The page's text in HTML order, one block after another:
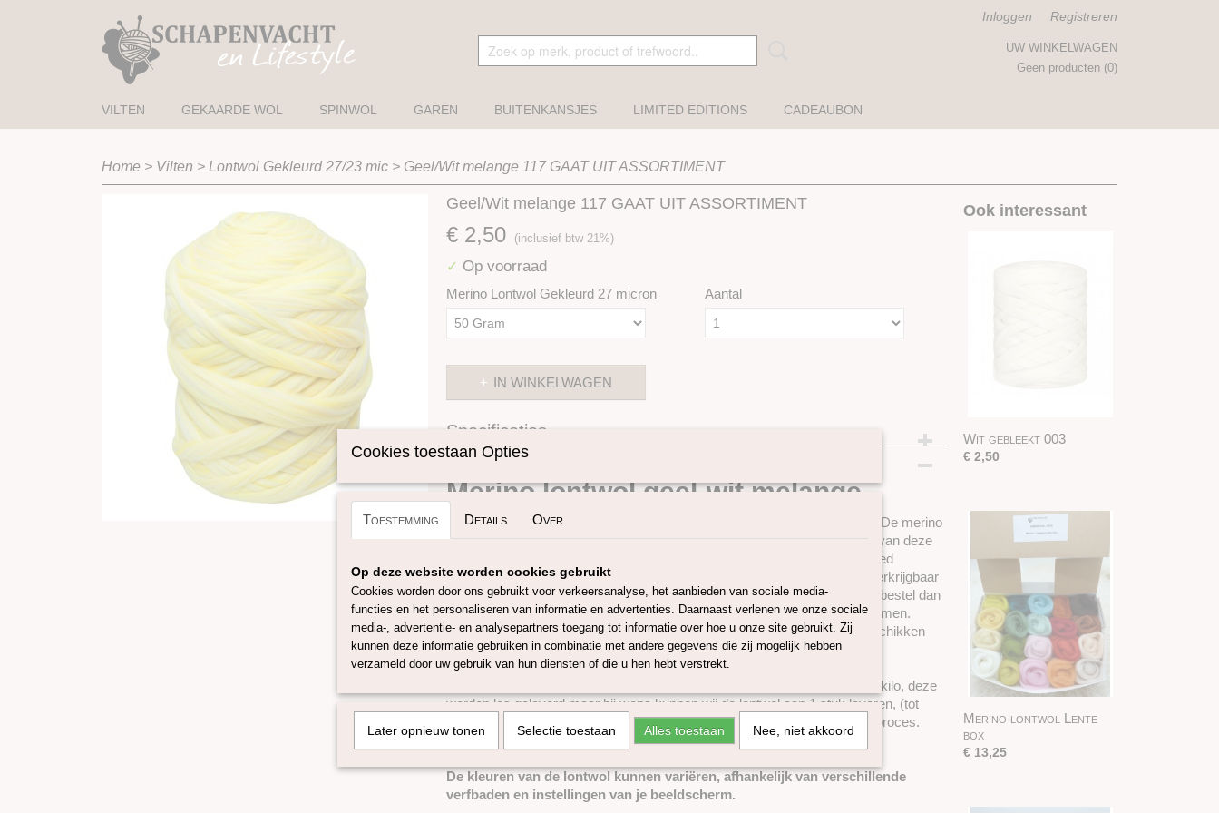
Inloggen Registreren
UW WINKELWAGEN
Geen producten (0)
VILTEN GEKAARDE WOL SPINWOL GAREN BUITENKANSJES LIMITED EDITIONS CADEAUBON
Home > Vilten > Lontwol Gekleurd 27/23 mic > Geel/Wit melange 117 GAAT UIT ASSORTIMENT
Geel/Wit melange 117 GAAT UIT ASSORTIMENT
€ 2,50 (inclusief btw 21%)
✓ Op voorraad
Merino Lontwol Gekleurd 27 micron Aantal
IN WINKELWAGEN
Specificaties
Productcode
Omschrijving
Merino lontwol geel-wit melange
Deze 100% merino lontwol komt/wordt vervaardigd en geverfd in Europa. De merino
wol is mulesing-vrij en heeft een micron van ongeveer 27, de vezellengte van deze
Europese lontwol is 55-65 mm. Met deze wol kan je onder andere heel goed
naaldvilten, natvilten, spinnen of weven. De 27 micron merino lontwol is verkrijgbaar
in ruim 60 verschillende kleuren. Wanneer je een groot project wilt maken bestel dan
genoeg om eventueel kleurverschil van verschillende verfbaden te voorkomen.
De kleurstoffen die worden gebruikt voor het verven van deze lontwol beschikken
over het kwaliteits- en veiligheidscertificaten conform EU-richtlijnen.
De lontwol is verkrijgbaar in 50 gram, 100 gram 250 gram, 500 gram en 1 kilo, deze
worden los geleverd maar bij wens kunnen wij de lontwol aan 1 stuk leveren, (tot
maximaal 4,5 kilo) je kunt dit aangeven bij opmerkingen tijdens het bestelproces.
1 kilo heeft ongeveer een lengte van 40 meter. (1 meter is +/- 25 gram)
De kleuren van de lontwol kunnen variëren, afhankelijk van verschillende
verfbaden en instellingen van je beeldscherm.
Ook interessant
Wit gebleekt 003
€ 2,50
Merino lontwol Lente
box
€ 13,25
Cookies toestaan Opties
Toestemming Details Over
Op deze website worden cookies gebruikt
Cookies worden door ons gebruikt voor verkeersanalyse, het aanbieden van sociale media-
functies en het personaliseren van informatie en advertenties. Daarnaast verlenen we onze sociale
media-, advertentie- en analysepartners toegang tot informatie over hoe u onze site gebruikt. Zij
kunnen deze informatie gebruiken in combinatie met andere gegevens die zij mogelijk hebben
verzameld door uw gebruik van hun diensten of die u hen hebt verstrekt.
Later opnieuw tonen Selectie toestaan Alles toestaan Nee, niet akkoord